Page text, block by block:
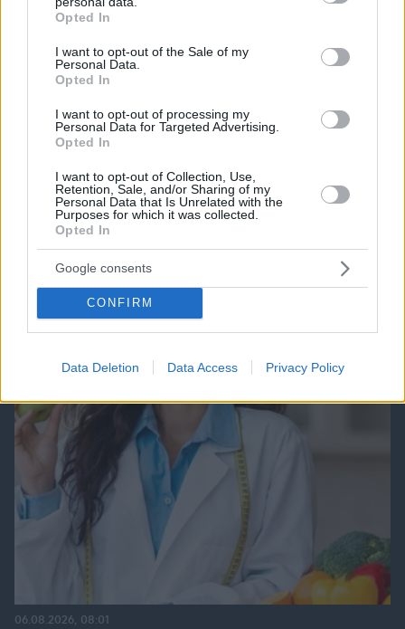
grant or deny consent to Google and its third-party tags to
use your data for below specified purposes in below Google
consent section.
Opted In
I want to opt-out of the Sale of my
Personal Data.
Opted In
I want to opt-out of processing my
Personal Data for Targeted Advertising.
Opted In
I want to opt-out of Collection, Use,
Retention, Sale, and/or Sharing of my
Personal Data that Is Unrelated with the
Purposes for which it was collected.
Opted In
Google consents
CONFIRM
Data Deletion Data Access Privacy Policy
Cut The Rope
Best of Network
06.08.2026, 08:01